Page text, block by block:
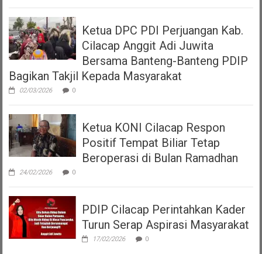
Ketua DPC PDI Perjuangan Kab.
Cilacap Anggit Adi Juwita
Bersama Banteng-Banteng PDIP
Bagikan Takjil Kepada Masyarakat
02/03/2026 0
Ketua KONI Cilacap Respon
Positif Tempat Biliar Tetap
Beroperasi di Bulan Ramadhan
24/02/2026 0
PDIP Cilacap Perintahkan Kader
Turun Serap Aspirasi Masyarakat
17/02/2026 0